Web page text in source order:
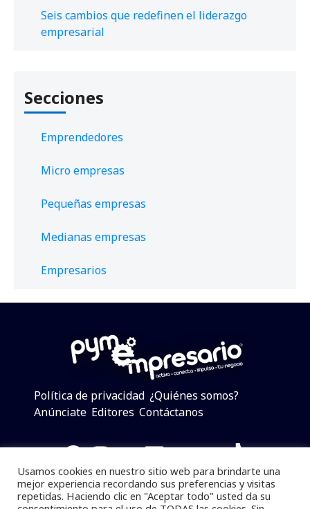
Seis cambios que redefinen el liderazgo
empresarial
Secciones
Emprendedores
Micro empresas
Pequeñas empresas
Medianas empresas
Empresarios
Política de privacidad ¿Quiénes somos?
Anúnciate Editores Contáctanos
Facebook
Instagram
Twitter
LinkedIn
Telegram
YouTube
TikTok
Usamos cookies en nuestro sitio web para brindarte una
mejor experiencia recordando sus preferencias y visitas
repetidas. Haciendo clic en "Aceptar todo" usted da su